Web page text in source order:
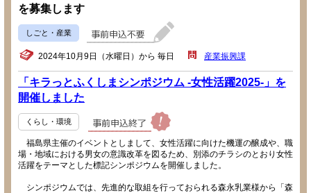
を募集します
しごと・産業
2024年10月9日（水曜日）から 毎日 産業振興課
「キラっとふくしまシンポジウム -女性活躍2025-」を
開催しました
くらし・環境
福島県主催のイベントとしまして、女性活躍に向けた機運の醸成や、職
場・地域における男女の意識改革を図るため、別添のチラシのとおり女性
活躍をテーマとした標記シンポジウムを開催しました。
シンポジウムでは、先進的な取組を行っておられる森永乳業様から「森